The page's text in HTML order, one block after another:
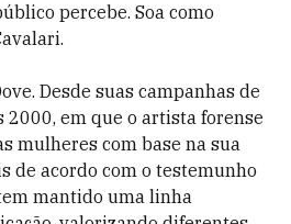
percebe. Soa como
Desde suas campanhas de
2000, em que o artista forense
mulheres com base na sua
de acordo com o testemunho
mantido uma linha